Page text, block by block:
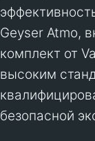
Geyser Atmo,
комплект от
высоким
безопасной